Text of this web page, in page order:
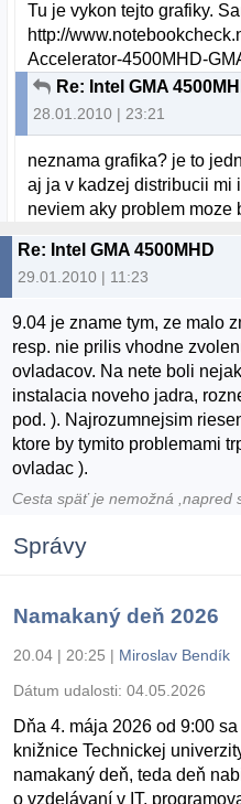
Tu je vykon tejto grafiky.
http://
Accelerator-4500MHD-
Re: Intel GMA
28.01.2010 | 23:21
neznama grafika? je to
aj ja v kadzej distribucii mi
neviem aky problem moze
Re: Intel GMA 4500MHD
29.01.2010 | 11:23
9.04 je zname tym, ze malo
resp. nie prilis vhodne
ovladacov. Na nete boli
instalacia noveho jadra,
pod. ). Najrozumnejsim
ktore by tymito problemami
ovladac ).
Cesta späť je nemožná ,napred
Správy
Namakaný deň 2026
20.04 | 20:25 | Miroslav Bendík
Dátum udalosti: 04.05.2026
Dňa 4. mája 2026 od 9:00
knižnice Technickej
namakaný deň, teda deň
o vzdelávaní v IT,